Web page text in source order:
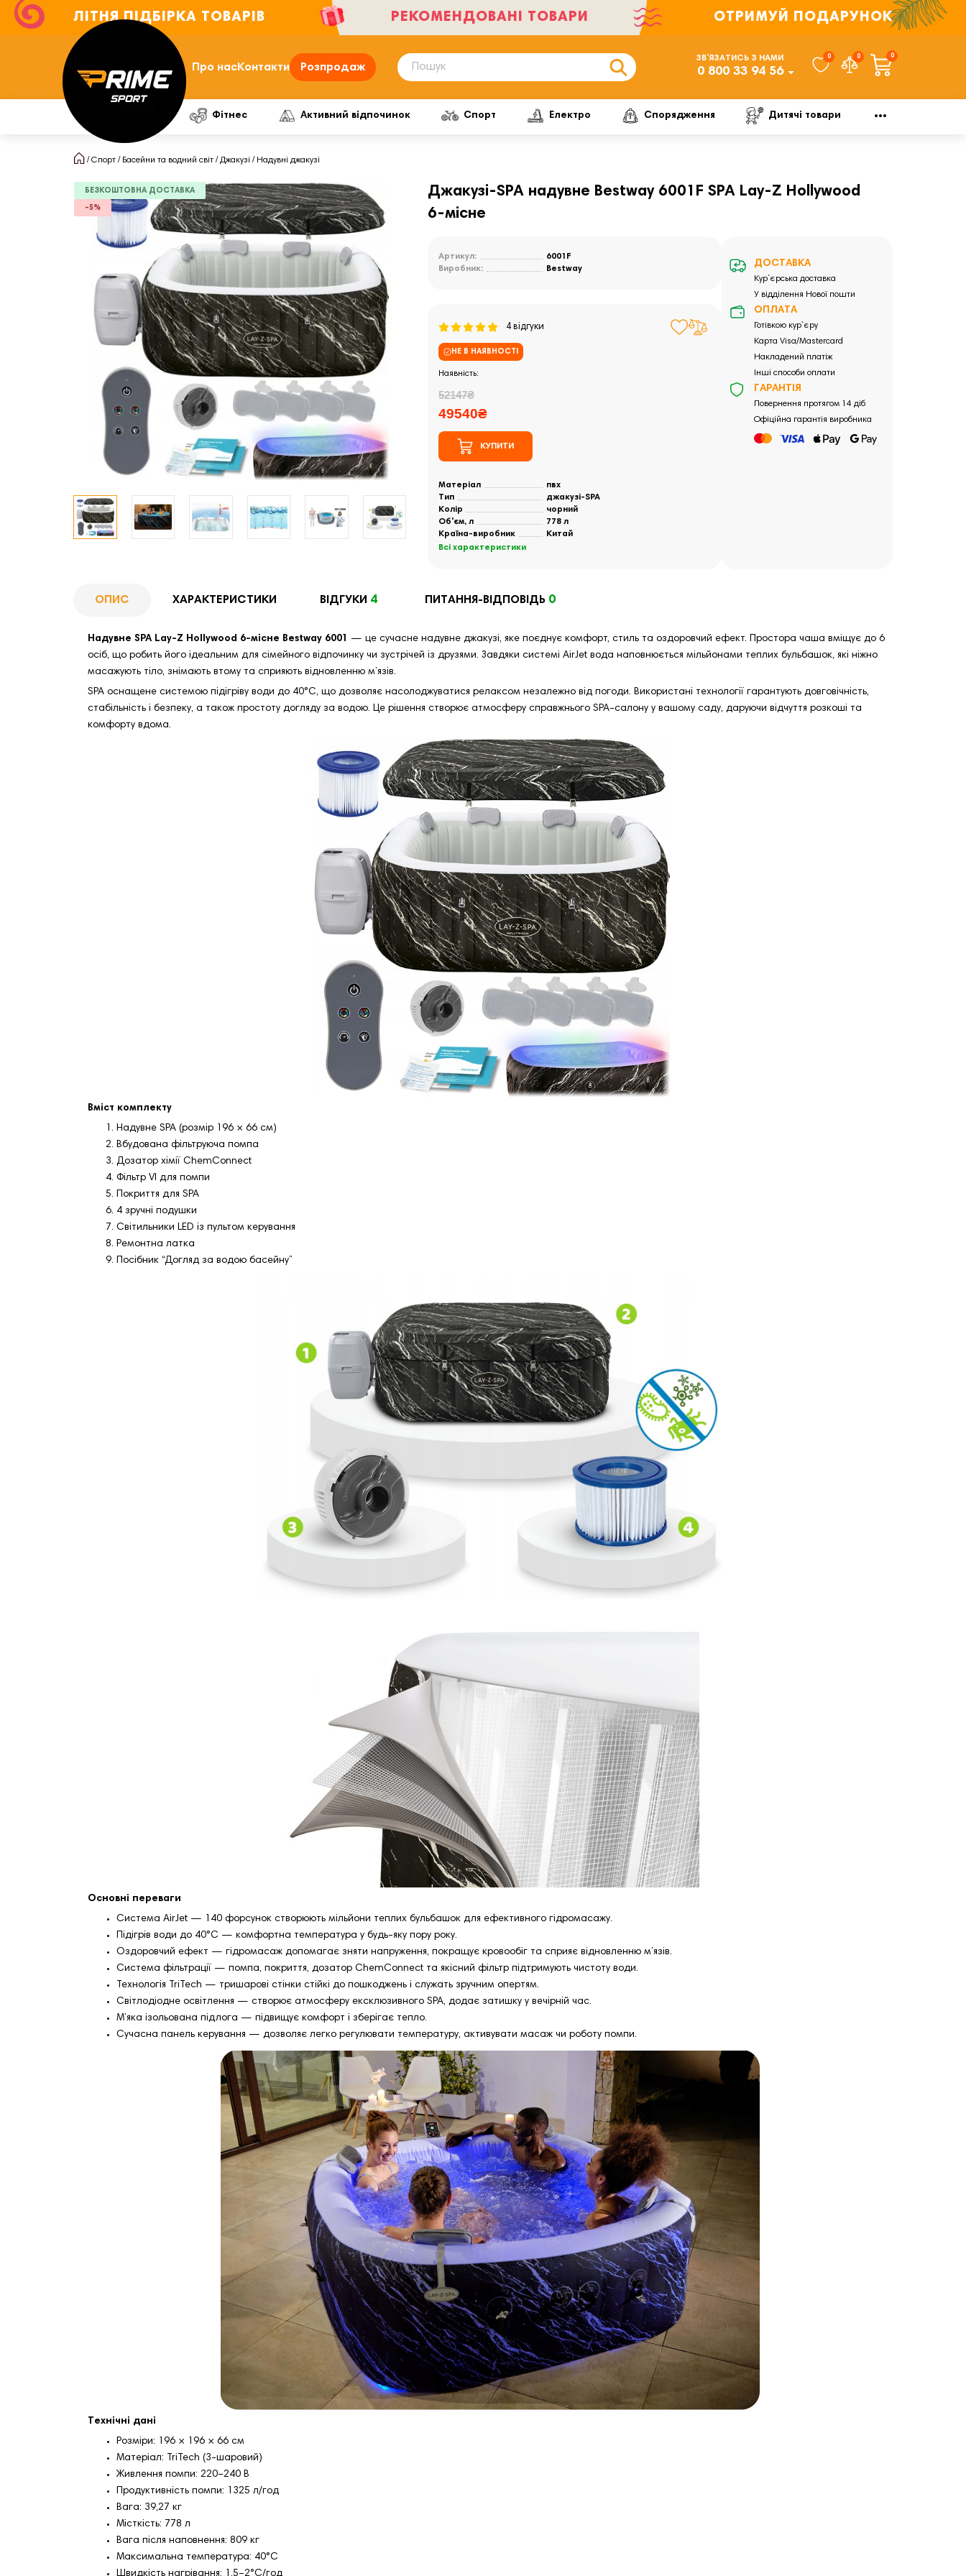
ЛІТНЯ ПІДБІРКА ТОВАРІВ РЕКОМЕНДОВАНІ ТОВАРИ ОТРИМУЙ ПОДАРУНОК
Про насКонтакти Розпродаж
ЗВ’ЯЗАТИСЬ З НАМИ
0 800 33 94 56
0 0 0
Фітнес Активний відпочинок Спорт Електро Спорядження Дитячі товари
Спорт Басейни та водний світ Джакузі Надувні джакузі
БЕЗКОШТОВНА ДОСТАВКА
-5%
Джакузі-SPA надувне Bestway 6001F SPA Lay‑Z Hollywood
6‑місне
Артикул:
6001F
Виробник:
Bestway
4 відгуки
НЕ В НАЯВНОСТІ
52147₴
49540₴
КУПИТИ
Матеріал
пвх
Тип
джакузі-SPA
Колір
чорний
Об'єм, л
778 л
Країна-виробник
Китай
Всі характеристики
ДОСТАВКА
Кур`єрська доставка
У відділення Нової пошти
ОПЛАТА
Готівкою кур`єру
Карта Visa/Mastercard
Накладений платіж
Інші способи оплати
ГАРАНТІЯ
Повернення протягом 14 діб
Офіційна гарантія виробника
ОПИС ХАРАКТЕРИСТИКИ ВІДГУКИ 4 ПИТАННЯ-ВІДПОВІДЬ 0
Надувне SPA Lay‑Z Hollywood 6‑місне Bestway 6001 — це сучасне надувне джакузі, яке поєднує комфорт, стиль та оздоровчий ефект. Простора чаша вміщує до 6
осіб, що робить його ідеальним для сімейного відпочинку чи зустрічей із друзями. Завдяки системі AirJet вода наповнюється мільйонами теплих бульбашок, які ніжно
масажують тіло, знімають втому та сприяють відновленню м’язів.
SPA оснащене системою підігріву води до 40°C, що дозволяє насолоджуватися релаксом незалежно від погоди. Використані технології гарантують довговічність,
стабільність і безпеку, а також простоту догляду за водою. Це рішення створює атмосферу справжнього SPA‑салону у вашому саду, даруючи відчуття розкоші та
комфорту вдома.
Вміст комплекту
Надувне SPA (розмір 196 × 66 см)
Вбудована фільтруюча помпа
Дозатор хімії ChemConnect
Фільтр VI для помпи
Покриття для SPA
4 зручні подушки
Світильники LED із пультом керування
Ремонтна латка
Посібник “Догляд за водою басейну”
Основні переваги
Система AirJet — 140 форсунок створюють мільйони теплих бульбашок для ефективного гідромасажу.
Підігрів води до 40°C — комфортна температура у будь‑яку пору року.
Оздоровчий ефект — гідромасаж допомагає зняти напруження, покращує кровообіг та сприяє відновленню м’язів.
Система фільтрації — помпа, покриття, дозатор ChemConnect та якісний фільтр підтримують чистоту води.
Технологія TriTech — тришарові стінки стійкі до пошкоджень і служать зручним опертям.
Світлодіодне освітлення — створює атмосферу ексклюзивного SPA, додає затишку у вечірній час.
М’яка ізольована підлога — підвищує комфорт і зберігає тепло.
Сучасна панель керування — дозволяє легко регулювати температуру, активувати масаж чи роботу помпи.
Технічні дані
Розміри: 196 × 196 × 66 см
Матеріал: TriTech (3‑шаровий)
Живлення помпи: 220–240 В
Продуктивність помпи: 1325 л/год
Вага: 39,27 кг
Місткість: 778 л
Вага після наповнення: 809 кг
Максимальна температура: 40°C
Швидкість нагрівання: 1,5–2°C/год